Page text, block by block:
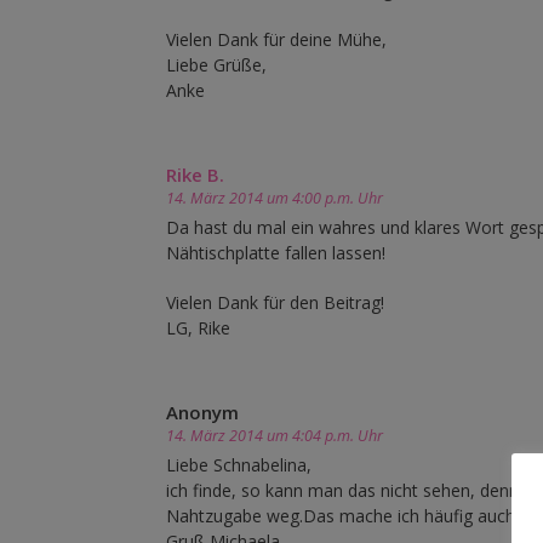
Vielen Dank für deine Mühe,
Liebe Grüße,
Anke
Rike B.
14. März 2014 um 4:00 p.m. Uhr
Da hast du mal ein wahres und klares Wort
Nähtischplatte fallen lassen!
Vielen Dank für den Beitrag!
LG, Rike
Anonym
14. März 2014 um 4:04 p.m. Uhr
Liebe Schnabelina,
ich finde, so kann man das nicht sehen, denn
Nahtzugabe weg.Das mache ich häufig auch,